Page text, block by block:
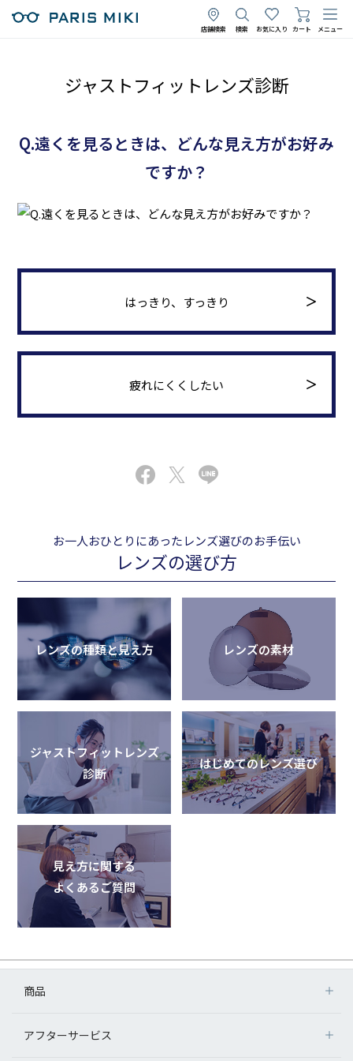
店舗検索 検索 お気に入り カート メニュー
ジャストフィットレンズ診断
Q.遠くを見るときは、どんな見え方がお好み
ですか？
はっきり、すっきり
疲れにくくしたい
お一人おひとりにあったレンズ選びのお手伝い
レンズの選び方
レンズの種類と見え方 レンズの素材
ジャストフィットレンズ
診断
はじめてのレンズ選び
見え方に関する
よくあるご質問
商品
アフターサービス